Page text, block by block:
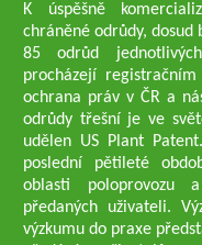
K úspěšně
chráněné odrůdy,
85 odrůd
procházejí
ochrana práv v ČR a
odrůdy třešní je ve
udělen US Plant
poslední pětileté
oblasti poloprovozu
předaných uživateli.
výzkumu do praxe